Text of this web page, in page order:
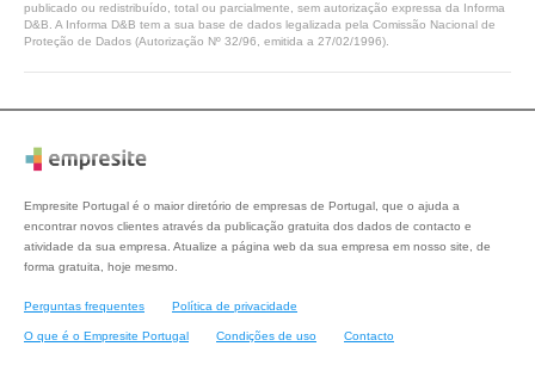
publicado ou redistribuído, total ou parcialmente, sem autorização expressa da Informa
D&B. A Informa D&B tem a sua base de dados legalizada pela Comissão Nacional de
Proteção de Dados (Autorização Nº 32/96, emitida a 27/02/1996).
Empresite Portugal é o maior diretório de empresas de Portugal, que o ajuda a
encontrar novos clientes através da publicação gratuita dos dados de contacto e
atividade da sua empresa. Atualize a página web da sua empresa em nosso site, de
forma gratuita, hoje mesmo.
Perguntas frequentes Política de privacidade
O que é o Empresite Portugal Condições de uso Contacto